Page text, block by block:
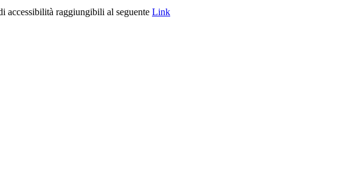
accessibilità raggiungibili al seguente Link